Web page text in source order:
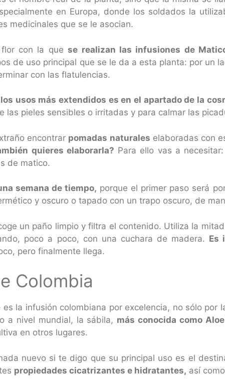
en Europa, donde los soldados la
medicinales que se le asocian.
flor con la quese realizan las infusiones de
de uso principal que se le da a esta planta: por un
con las flatulencias.
los usos más extendidos es en el apartado de la
las pieles sensibles o irritadas y para calmar las
encontrar pomadas naturales elaboradas con
quieres elaborarla? Para ello vas a
de matico.
semana de tiempo, porque el primer paso será
y oscuro o tapado con un trapo oscuro, de
un paño limpio y filtra el contenido. Utiliza la
poco a poco, con una cuchara de madera. Es
pero finalmente llega.
Colombia
la infusión colombiana por excelencia, no sólo
a nivel mundial, la sábila, más conocida como
en otros lugares.
nuevo si te digo que su principal uso es el
propiedades cicatrizantes e hidratantes, así